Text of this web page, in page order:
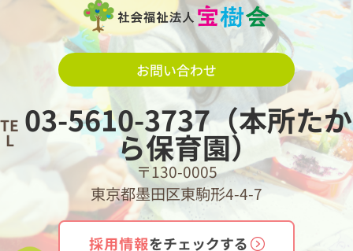
お問い合わせ
TE
L
03-5610-3737（本所たか
ら保育園）
〒130-0005
東京都墨田区東駒形4-4-7